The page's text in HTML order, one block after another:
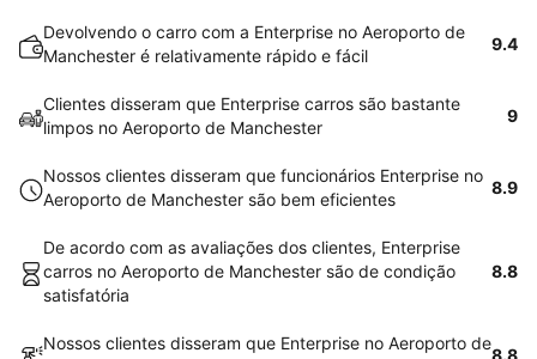
Devolvendo o carro com a Enterprise no Aeroporto de
Manchester é relativamente rápido e fácil
9.4
Clientes disseram que Enterprise carros são bastante
limpos no Aeroporto de Manchester
9
Nossos clientes disseram que funcionários Enterprise no
Aeroporto de Manchester são bem eficientes
8.9
De acordo com as avaliações dos clientes, Enterprise
carros no Aeroporto de Manchester são de condição
satisfatória
8.8
Nossos clientes disseram que Enterprise no Aeroporto de
8.8